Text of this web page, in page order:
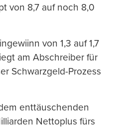
von 8,7 auf noch 8,0
von 1,3 auf 1,7
am Abschreiber für
Schwarzgeld-Prozess
enttäuschenden
Nettoplus fürs